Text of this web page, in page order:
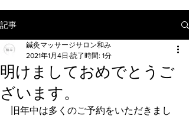
記事
明けましておめでとうご
ざいます。
鍼灸マッサージサロン和み
2021年1月4日 読了時間: 1分
旧年中は多くのご予約をいただきまし